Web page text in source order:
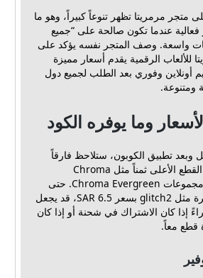
متجر مرمريتا تظهر تنوعاً كبيراً، وهو ما
فعالية عندما تكون صالحة على “جميع
واسعة. وصف المتجر نفسه يؤكد على
للألعاب الرقمية يقدم أسعار مميزة
وفوري بعد الطلب لجميع دول
ومتنوعة.
وما يوفره الكود
وبعد تطبيق الكوبون، ستلاحظ فارقاً
واضحاً خصوصاً على القطع الأعلى ثمناً مثل Chroma
Traveler’s Gun أو مجموعات Chroma Evergreen. حتى
على المنتجات الصغيرة مثل glitch2 بسعر 6.5 SAR، قد يجعل
إذا كان الاشتراك في شحنة أو إذا كان
قطع معاً.